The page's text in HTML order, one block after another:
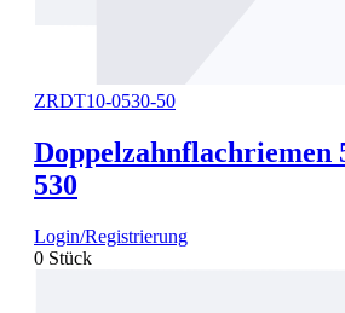
ZRDT10-0530-50
Doppelzahnflachriemen
530
Login/Registrierung
0 Stück